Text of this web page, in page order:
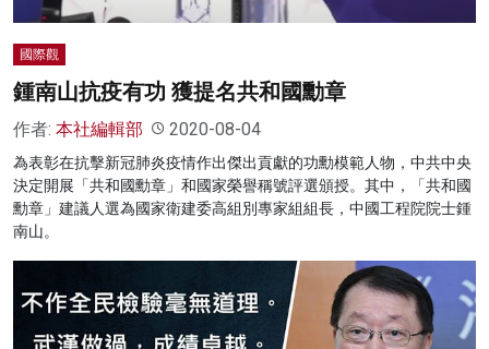
國際觀
鍾南山抗疫有功 獲提名共和國勳章
作者: 本社編輯部 2020-08-04
為表彰在抗擊新冠肺炎疫情作出傑出貢獻的功勳模範人物，中共中央
決定開展「共和國勳章」和國家榮譽稱號評選頒授。其中，「共和國
勳章」建議人選為國家衛建委高組別專家組組長，中國工程院院士鍾
南山。